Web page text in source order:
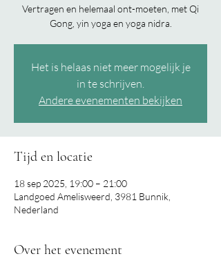
Vertragen en helemaal ont-moeten, met Qi
Gong, yin yoga en yoga nidra.
Het is helaas niet meer mogelijk je
in te schrijven.
Andere evenementen bekijken
Tijd en locatie
18 sep 2025, 19:00 – 21:00
Landgoed Amelisweerd, 3981 Bunnik,
Nederland
Over het evenement